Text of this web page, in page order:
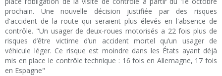
prochain. Une nouvelle décision justifiée par des risques
d'accident de la route qui seraient plus élevés en l'absence de
contrôle. "Un usager de deux-roues motorisés a 22 fois plus de
risques d’être victime d’un accident mortel qu’un usager de
véhicule léger. Ce risque est moindre dans les États ayant déjà
mis en place le contrôle technique : 16 fois en Allemagne, 17 fois
en Espagne"